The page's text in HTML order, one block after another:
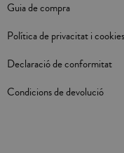
Guia de compra
Política de privacitat i cookies
Declaració de conformitat
Condicions de devolució